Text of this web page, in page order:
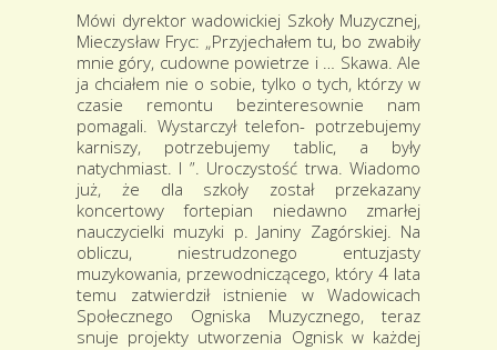
Mówi dyrektor wadowickiej Szkoły Muzycznej,
Mieczysław Fryc: „Przyjechałem tu, bo zwabiły
mnie góry, cudowne powietrze i … Skawa. Ale
ja chciałem nie o sobie, tylko o tych, którzy w
czasie remontu bezinteresownie nam
pomagali. Wystarczył telefon- potrzebujemy
karniszy, potrzebujemy tablic, a były
natychmiast. I ”. Uroczystość trwa. Wiadomo
już, że dla szkoły został przekazany
koncertowy fortepian niedawno zmarłej
nauczycielki muzyki p. Janiny Zagórskiej. Na
obliczu, niestrudzonego entuzjasty
muzykowania, przewodniczącego, który 4 lata
temu zatwierdził istnienie w Wadowicach
Społecznego Ogniska Muzycznego, teraz
snuje projekty utworzenia Ognisk w każdej